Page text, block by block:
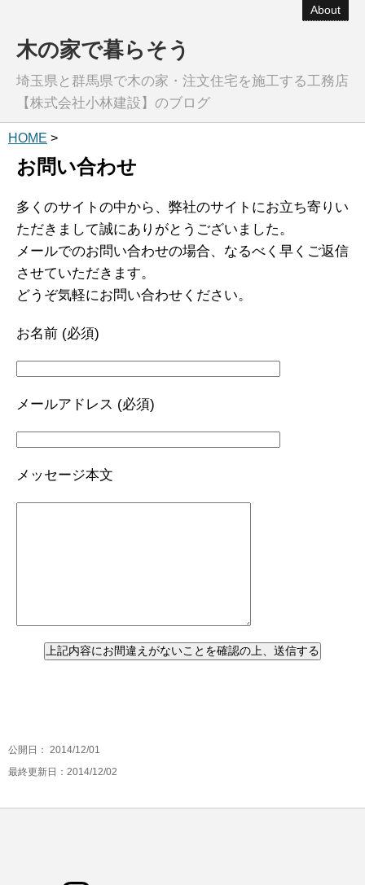
About
木の家で暮らそう
埼玉県と群馬県で木の家・注文住宅を施工する工務店
【株式会社小林建設】のブログ
HOME >
お問い合わせ
多くのサイトの中から、弊社のサイトにお立ち寄りい
ただきまして誠にありがとうございました。
メールでのお問い合わせの場合、なるべく早くご返信
させていただきます。
どうぞ気軽にお問い合わせください。
お名前 (必須)
メールアドレス (必須)
メッセージ本文
公開日： 2014/12/01
最終更新日：2014/12/02